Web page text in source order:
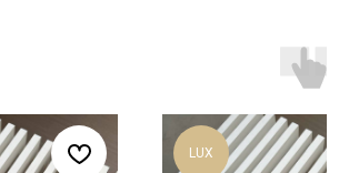
LUX